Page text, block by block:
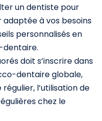
un dentiste pour
à vos besoins
personnalisés en
dentaire.
doit s’inscrire dans
dentaire globale,
l’utilisation de
chez le